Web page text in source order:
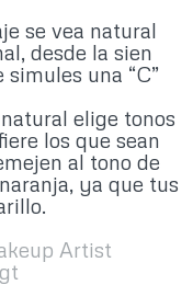
se vea natural
desde la sien
una “C”
elige tonos
los que sean
al tono de
ya que tus
Artist